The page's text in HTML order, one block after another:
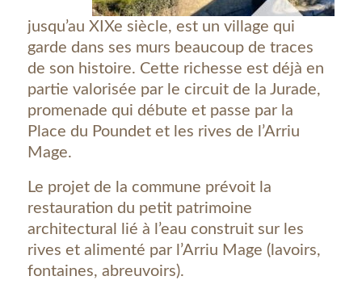
jusqu’au XIXe siècle, est un village qui
garde dans ses murs beaucoup de traces
de son histoire. Cette richesse est déjà en
partie valorisée par le circuit de la Jurade,
promenade qui débute et passe par la
Place du Poundet et les rives de l’Arriu
Mage.
Le projet de la commune prévoit la
restauration du petit patrimoine
architectural lié à l’eau construit sur les
rives et alimenté par l’Arriu Mage (lavoirs,
fontaines, abreuvoirs).